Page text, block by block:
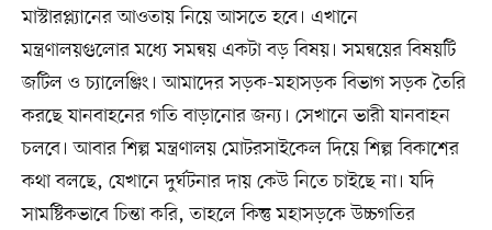
মাস্টারপ্ল্যানের আওতায় নিয়ে আসতে হবে। এখানে
মন্ত্রণালয়গুলোর মধ্যে সমন্বয় একটা বড় বিষয়। সমন্বয়ের বিষয়টি
জটিল ও চ্যালেঞ্জিং। আমাদের সড়ক-মহাসড়ক বিভাগ সড়ক তৈরি
করছে যানবাহনের গতি বাড়ানোর জন্য। সেখানে ভারী যানবাহন
চলবে। আবার শিল্প মন্ত্রণালয় মোটরসাইকেল দিয়ে শিল্প বিকাশের
কথা বলছে, যেখানে দুর্ঘটনার দায় কেউ নিতে চাইছে না। যদি
সামষ্টিকভাবে চিন্তা করি, তাহলে কিন্তু মহাসড়কে উচ্চগতির